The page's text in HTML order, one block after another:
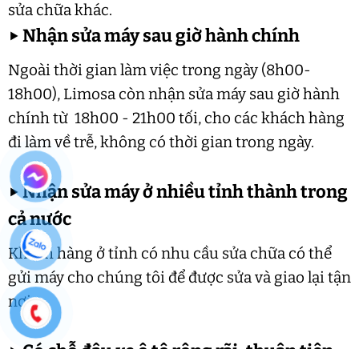
sửa chữa khác.
▶Nhận sửa máy sau giờ hành chính
Ngoài thời gian làm việc trong ngày (8h00-
18h00), Limosa còn nhận sửa máy sau giờ hành
chính từ 18h00 - 21h00 tối, cho các khách hàng
đi làm về trễ, không có thời gian trong ngày.
▶Nhận sửa máy ở nhiều tỉnh thành trong
cả nước
Khách hàng ở tỉnh có nhu cầu sửa chữa có thể
gửi máy cho chúng tôi để được sửa và giao lại tận
nơi.